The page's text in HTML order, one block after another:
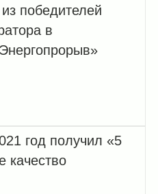
победителей
в
год получил «5
качество